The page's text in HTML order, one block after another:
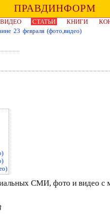
ПРАВДИНФОРМ
ВИДЕО СТАТЬИ КНИГИ
23 февраля (фото,видео)
СМИ, фото и видео с